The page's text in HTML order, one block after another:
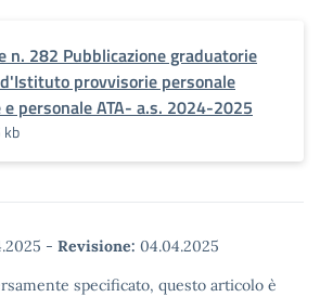
n. 282 Pubblicazione graduatorie
provvisorie personale
personale ATA- a.s. 2024-2025
kb
- Revisione: 04.04.2025
specificato, questo articolo è